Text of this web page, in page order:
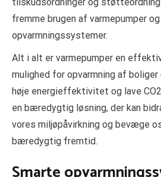
fremme brugen af varmepumper
opvarmningssystemer.
Alt i alt er varmepumper en
mulighed for opvarmning af boliger
høje energieffektivitet og lave
en bæredygtig løsning, der kan
vores miljøpåvirkning og bevæge
bæredygtig fremtid.